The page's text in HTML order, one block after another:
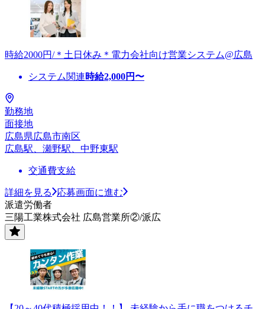
時給2000円/＊土日休み＊電力会社向け営業システム@広島
システム関連時給2,000円〜
勤務地
面接地
広島県広島市南区
広島駅、瀬野駅、中野東駅
交通費支給
詳細を見る
応募画面に進む
派遣労働者
三陽工業株式会社 広島営業所②/派広